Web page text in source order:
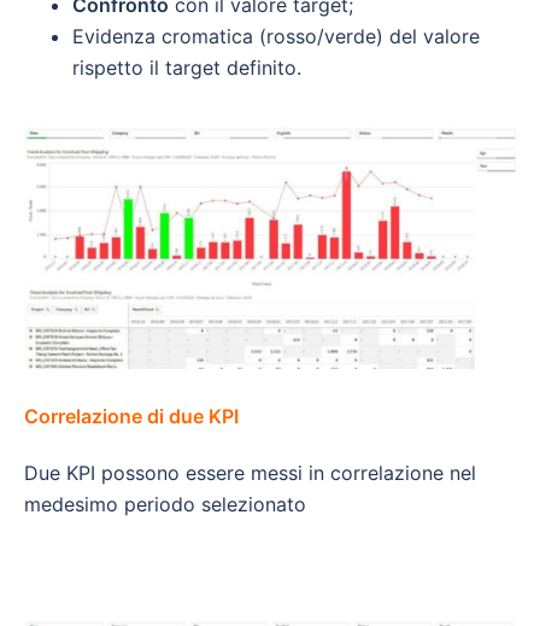
Evidenza cromatica (rosso/verde) del valore
rispetto il target definito.
Correlazione di due KPI
Due KPI possono essere messi in correlazione nel
medesimo periodo selezionato